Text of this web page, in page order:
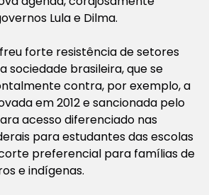
Lula e Dilma.
forte resistência de setores
sociedade brasileira, que se
contra, por exemplo, a
em 2012 e sancionada pelo
acesso diferenciado nas
para estudantes das escolas
preferencial para famílias de
e indígenas.